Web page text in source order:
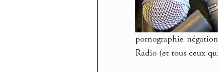
pornographie
Radio (et tous ceux